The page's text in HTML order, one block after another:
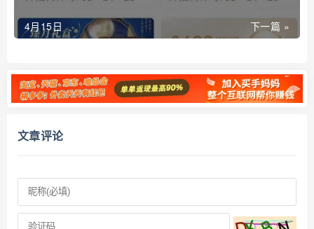
下一篇 »
4月15日
文章评论